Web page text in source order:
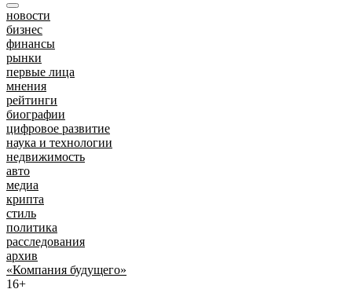
новости
бизнес
финансы
рынки
первые лица
мнения
рейтинги
биографии
цифровое развитие
наука и технологии
недвижимость
авто
медиа
крипта
стиль
политика
расследования
архив
«Компания будущего»
16+